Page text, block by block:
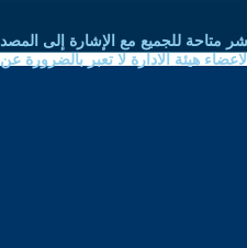
متاحة للجميع مع الإشارة إلى
هيئة الادارة لا تعبر بالضرورة